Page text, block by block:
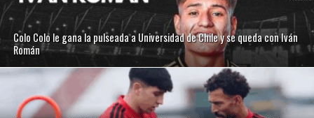
Colo Colo le gana la pulseada a Universidad de Chile y se queda con Iván
Román